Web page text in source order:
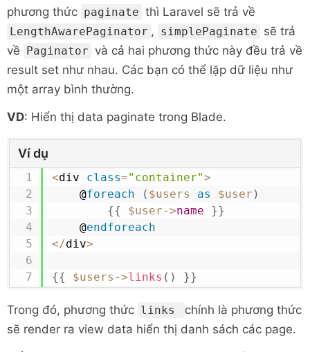
phương thức paginate thì Laravel sẽ trả về
LengthAwarePaginator , simplePaginate sẽ trả
về Paginator và cả hai phương thức này đều trả về
result set như nhau. Các bạn có thể lặp dữ liệu như
một array bình thường.
VD: Hiển thị data paginate trong Blade.
Ví dụ
<div class="container">
    @
foreach ( $users as $user )
{{ $user->name }}
    @
endforeach
</div>
{{ $users ->links ( ) }}
Trong đó, phương thức links
chính là phương thức
sẽ render ra view data hiển thị danh sách các page.